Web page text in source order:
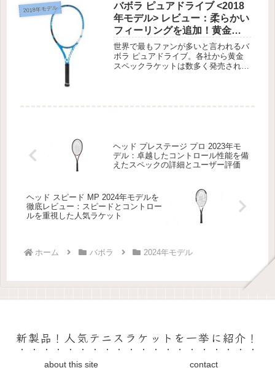
2018年モデル
バボラ ピュアドライブ <2018
年モデル> レビュー：柔らかい
フィーリングを追加！黄金ス
ペックの頂点に君臨するオー
ルラウンドモデル
世界で最もファンが多いと言われるバ
ボラ ピュアドライブ。各社から黄金
スペックラケットは数多く発売される
ヘッド プレステージ プロ 2023年モ
デル：卓越したコントロール性能を備
えたスペックの詳細とユーザー評価
ヘッド スピード MP 2024年モデルを
徹底レビュー：スピードとコントロー
ルを重視した人気ラケット
ホーム バボラ 2024年モデル
新製品！人気テニスラケットを一挙に紹介！
about this site contact